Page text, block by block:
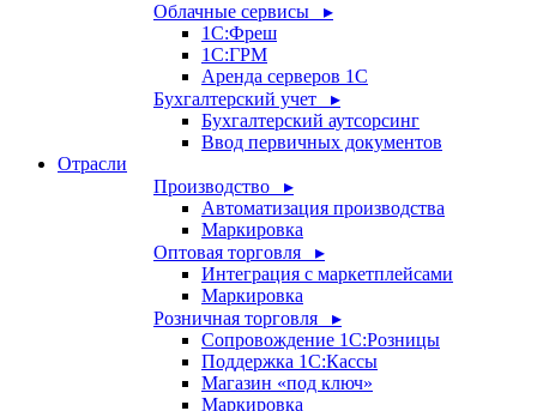
Облачные сервисы ▸
1С:Фреш
1С:ГРМ
Аренда серверов 1С
Бухгалтерский учет ▸
Бухгалтерский аутсорсинг
Ввод первичных документов
Отрасли
Производство ▸
Автоматизация производства
Маркировка
Оптовая торговля ▸
Интеграция с маркетплейсами
Маркировка
Розничная торговля ▸
Сопровождение 1С:Розницы
Поддержка 1С:Кассы
Магазин «под ключ»
Маркировка